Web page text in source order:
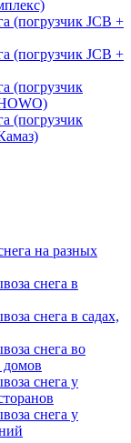
(погрузчик JCB +
(погрузчик JCB +
(погрузчик
(погрузчик
на разных
снега в
снега в садах,
снега во
домов
снега у
снега у